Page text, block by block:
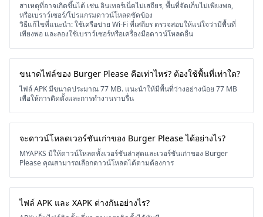
สาเหตุที่อาจเกิดขึ้นได้ เช่น อินเทอร์เน็ตไม่เสถียร, พื้นที่จัดเก็บไม่เพียงพอ,
หรือเบราว์เซอร์/โปรแกรมดาวน์โหลดขัดข้อง
วิธีแก้ไขที่แนะนำ: ใช้เครือข่าย Wi-Fi ที่เสถียร ตรวจสอบให้แน่ใจว่ามีพื้นที่
เพียงพอ และลองใช้เบราว์เซอร์หรือเครื่องมือดาวน์โหลดอื่น
ขนาดไฟล์ของ Burger Please คือเท่าไหร่? ต้องใช้พื้นที่เท่าใด?
ไฟล์ APK มีขนาดประมาณ 77 MB. แนะนำให้มีพื้นที่ว่างอย่างน้อย 77 MB
เพื่อให้การติดตั้งและการทำงานราบรื่น
จะดาวน์โหลดเวอร์ชันเก่าของ Burger Please ได้อย่างไร?
MYAPKS มีให้ดาวน์โหลดทั้งเวอร์ชันล่าสุดและเวอร์ชันเก่าของ Burger
Please คุณสามารถเลือกดาวน์โหลดได้ตามต้องการ
ไฟล์ APK และ XAPK ต่างกันอย่างไร?